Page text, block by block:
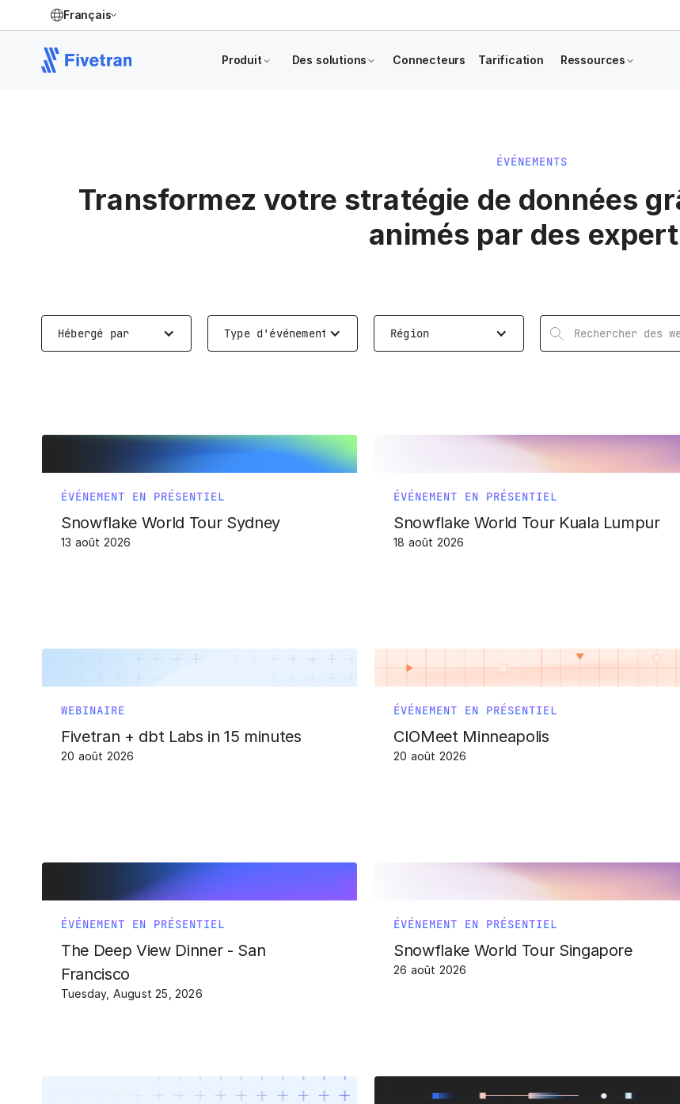
Français
Produit Des solutions Connecteurs Tarification Ressources
ÉVÉNEMENTS
Transformez votre stratégie de données
animés par des
Hébergé par Type d'événement Région
ÉVÉNEMENT EN PRÉSENTIEL
Snowflake World Tour Sydney
13 août 2026
ÉVÉNEMENT EN PRÉSENTIEL
Snowflake World Tour Kuala Lumpur
18 août 2026
WEBINAIRE
Fivetran + dbt Labs in 15 minutes
20 août 2026
ÉVÉNEMENT EN PRÉSENTIEL
CIOMeet Minneapolis
20 août 2026
ÉVÉNEMENT EN PRÉSENTIEL
The Deep View Dinner - San
Francisco
Tuesday, August 25, 2026
ÉVÉNEMENT EN PRÉSENTIEL
Snowflake World Tour Singapore
26 août 2026